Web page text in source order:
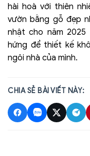
hài hoà với thiên
vườn bằng gỗ đẹp
nhật cho năm 2025
hứng để thiết kế
ngôi nhà của mình.
CHIA SẺ BÀI VIẾT NÀY: